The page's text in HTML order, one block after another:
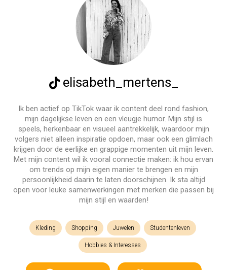
elisabeth_mertens_
Ik ben actief op TikTok waar ik content deel rond fashion,
mijn dagelijkse leven en een vleugje humor. Mijn stijl is
speels, herkenbaar en visueel aantrekkelijk, waardoor mijn
volgers niet alleen inspiratie opdoen, maar ook een glimlach
krijgen door de eerlijke en grappige momenten uit mijn leven.
Met mijn content wil ik vooral connectie maken: ik hou ervan
om trends op mijn eigen manier te brengen en mijn
persoonlijkheid daarin te laten doorschijnen. Ik sta altijd
open voor leuke samenwerkingen met merken die passen bij
mijn stijl en waarden!
Kleding Shopping Juwelen Studentenleven
Hobbies & Interesses